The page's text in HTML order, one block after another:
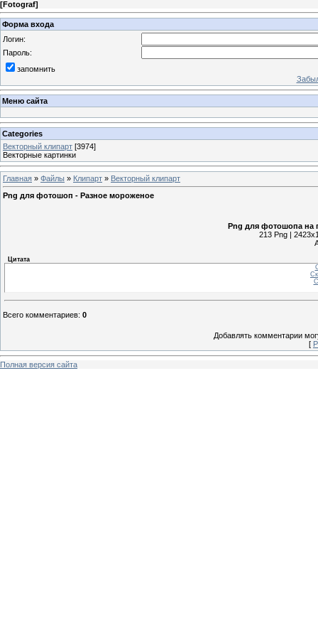
[Fotograf]
Форма входа
Логин:
Пароль:
запомнить
Меню сайта
Categories
Векторный клипарт [3974]
Векторные картинки
Главная » Файлы » Клипарт » Векторный клипарт
Png для фотошоп - Разное мороженое
Png для фотошопа на
213 Png |
Цитата
Всего комментариев: 0
Добавлять комментарии
[
Полная версия сайта